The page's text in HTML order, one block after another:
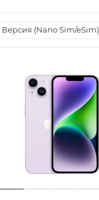
Версия (Nano Sim/eSim)